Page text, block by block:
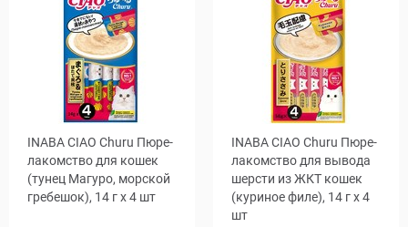
INABA CIAO Churu Пюре-
лакомство для кошек
(тунец Магуро, морской
гребешок), 14 г x 4 шт
INABA CIAO Churu Пюре-
лакомство для вывода
шерсти из ЖКТ кошек
(куриное филе), 14 г x 4
шт